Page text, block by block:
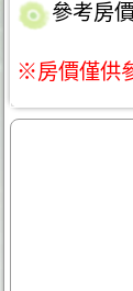
參考房
※房價僅供